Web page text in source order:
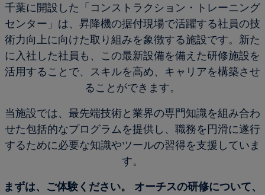
千葉に開設した「コンストラクション・トレーニング
センター」は、昇降機の据付現場で活躍する社員の技
術力向上に向けた取り組みを象徴する施設です。新た
に入社した社員も、この最新設備を備えた研修施設を
活用することで、スキルを高め、キャリアを構築させ
ることができます。
当施設では、最先端技術と業界の専門知識を組み合わ
せた包括的なプログラムを提供し、職務を円滑に遂行
するために必要な知識やツールの習得を支援していま
す。
まずは、ご体験ください。 オーチスの研修について、